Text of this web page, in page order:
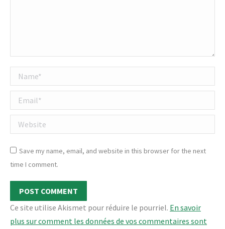
Name *
Email *
Website
Save my name, email, and website in this browser for the next
time I comment.
POST COMMENT
Ce site utilise Akismet pour réduire le pourriel. En savoir
plus sur comment les données de vos commentaires sont